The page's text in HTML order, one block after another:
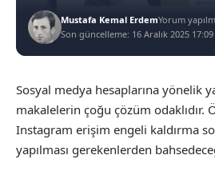
Son güncelleme: 16 Aralık 2025 17:09
Mustafa Kemal ErdemYorum
Sosyal medya hesaplarına yönelik
makalelerin çoğu çözüm odaklıdır.
Instagram erişim engeli kaldırma
yapılması gerekenlerden